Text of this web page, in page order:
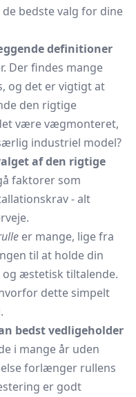
bedste valg for dine
definitioner
Der findes mange
og det er vigtigt at
den rigtige
være vægmonteret,
industriel model?
af den rigtige
faktorer som
- alt
er mange, lige fra
til at holde din
æstetisk tiltalende.
dette simpelt
bedst vedligeholder
i mange år uden
forlænger rullens
er godt